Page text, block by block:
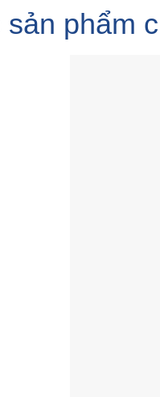
sản phẩm